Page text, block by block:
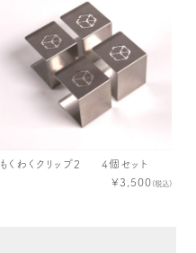
もくわくクリップ2 4個セット
¥3,500 (税込)